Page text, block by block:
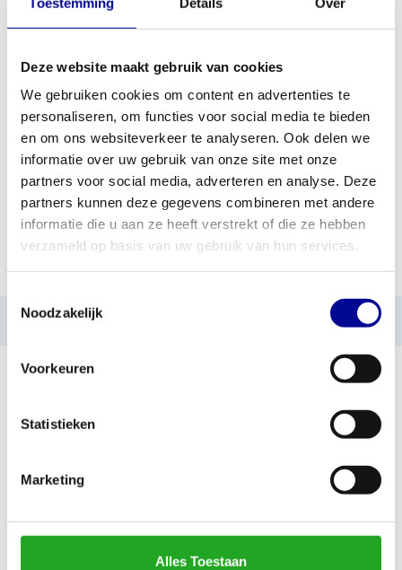
Deze website maakt gebruik van cookies
We gebruiken cookies om content en advertenties te
personaliseren, om functies voor social media te bieden
en om ons websiteverkeer te analyseren. Ook delen we
informatie over uw gebruik van onze site met onze
partners voor social media, adverteren en analyse. Deze
partners kunnen deze gegevens combineren met andere
informatie die u aan ze heeft verstrekt of die ze hebben
verzameld op basis van uw gebruik van hun services.
Noodzakelijk
Voorkeuren
Statistieken
Marketing
Alles Toestaan
TOEVOEGEN AAN OFFERTE
PROFESSIONEEL
FITNESSAPPARATUUR
STANDAARD ÉÉN JAAR
GARANTIE
MEER DAN 28 JAAR
ERVARING
BESTE PRIJZEN EN
MOOISTE APPARATUUR
INFORMATIE
Geen informatie gevonden